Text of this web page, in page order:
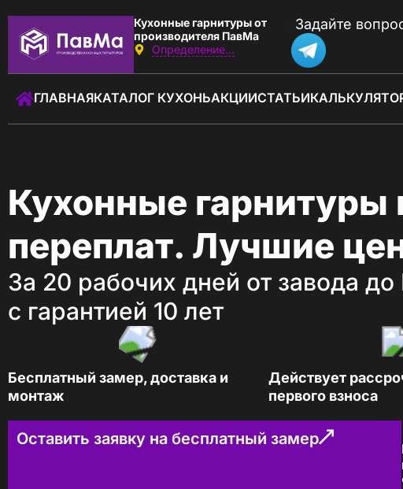
Кухонные гарнитуры от
производителя ПавМа
Определение...
Задайте
ГЛАВНАЯКАТАЛОГ КУХОНЬАКЦИИСТАТЬИ
Кухонные гарнитуры
переплат. Лучшие
За 20 рабочих дней от завода
с гарантией 10 лет
Бесплатный замер, доставка и
монтаж
Действует
первого взноса
Оставить заявку на бесплатный замер
+7 (930) 037-01-01
Заказать звонок
КАТАЛОГ КУХОНЬ
КАЛЬКУЛЯТОР КУХНИ
АКЦИИ
О КОМПАНИИ
КОНТАКТЫ
БЛОГ